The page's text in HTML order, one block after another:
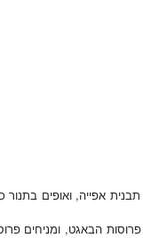
הבאגט, ומניחים